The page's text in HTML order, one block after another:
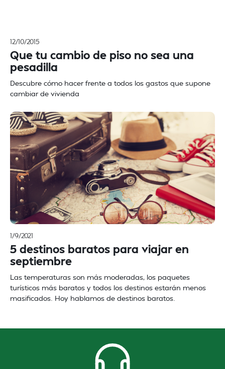
12/10/2015
Que tu cambio de piso no sea una
pesadilla
Descubre cómo hacer frente a todos los gastos que supone
cambiar de vivienda
1/9/2021
5 destinos baratos para viajar en
septiembre
Las temperaturas son más moderadas, los paquetes
turísticos más baratos y todos los destinos estarán menos
masificados. Hoy hablamos de destinos baratos.